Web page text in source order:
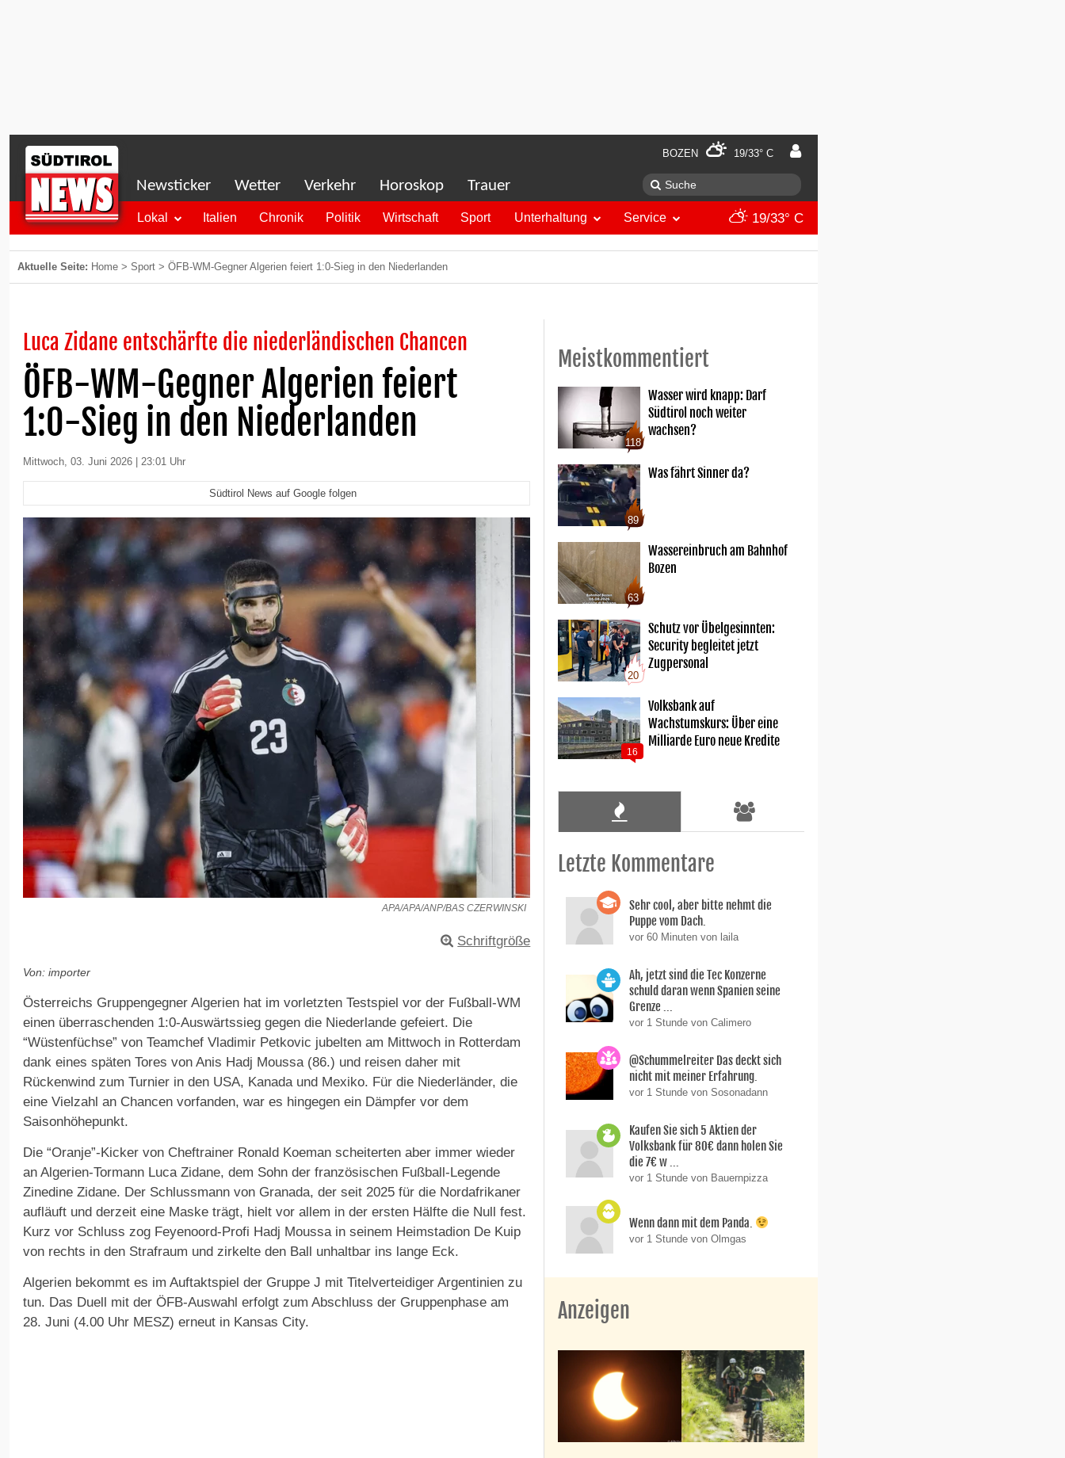
BOZEN 19/33° C
Newsticker Wetter Verkehr Horoskop Trauer
Lokal Italien Chronik Politik Wirtschaft Sport Unterhaltung Service 19/33° C
Aktuelle Seite: Home > Sport > ÖFB-WM-Gegner Algerien feiert 1:0-Sieg in den Niederlanden
Luca Zidane entschärfte die niederländischen Chancen
ÖFB-WM-Gegner Algerien feiert
1:0-Sieg in den Niederlanden
Mittwoch, 03. Juni 2026 | 23:01 Uhr
Südtirol News auf Google folgen
APA/APA/ANP/BAS CZERWINSKI
Schriftgröße
Von: importer
Österreichs Gruppengegner Algerien hat im vorletzten Testspiel vor der Fußball-WM
einen überraschenden 1:0-Auswärtssieg gegen die Niederlande gefeiert. Die
“Wüstenfüchse” von Teamchef Vladimir Petkovic jubelten am Mittwoch in Rotterdam
dank eines späten Tores von Anis Hadj Moussa (86.) und reisen daher mit
Rückenwind zum Turnier in den USA, Kanada und Mexiko. Für die Niederländer, die
eine Vielzahl an Chancen vorfanden, war es hingegen ein Dämpfer vor dem
Saisonhöhepunkt.
Die “Oranje”-Kicker von Cheftrainer Ronald Koeman scheiterten aber immer wieder
an Algerien-Tormann Luca Zidane, dem Sohn der französischen Fußball-Legende
Zinedine Zidane. Der Schlussmann von Granada, der seit 2025 für die Nordafrikaner
aufläuft und derzeit eine Maske trägt, hielt vor allem in der ersten Hälfte die Null fest.
Kurz vor Schluss zog Feyenoord-Profi Hadj Moussa in seinem Heimstadion De Kuip
von rechts in den Strafraum und zirkelte den Ball unhaltbar ins lange Eck.
Algerien bekommt es im Auftaktspiel der Gruppe J mit Titelverteidiger Argentinien zu
tun. Das Duell mit der ÖFB-Auswahl erfolgt zum Abschluss der Gruppenphase am
28. Juni (4.00 Uhr MESZ) erneut in Kansas City.
Meistkommentiert
118
Wasser wird knapp: Darf
Südtirol noch weiter
wachsen?
89
Was fährt Sinner da?
63
Wassereinbruch am Bahnhof
Bozen
20
Schutz vor Übelgesinnten:
Security begleitet jetzt
Zugpersonal
16
Volksbank auf
Wachstumskurs: Über eine
Milliarde Euro neue Kredite
Letzte Kommentare
Sehr cool, aber bitte nehmt die
Puppe vom Dach.
vor 60 Minuten von laila
Ah, jetzt sind die Tec Konzerne
schuld daran wenn Spanien seine
Grenze ...
vor 1 Stunde von Calimero
@Schummelreiter Das deckt sich
nicht mit meiner Erfahrung.
vor 1 Stunde von Sosonadann
Kaufen Sie sich 5 Aktien der
Volksbank für 80€ dann holen Sie
die 7€ w ...
vor 1 Stunde von Bauernpizza
Wenn dann mit dem Panda.
vor 1 Stunde von Olmgas
Anzeigen